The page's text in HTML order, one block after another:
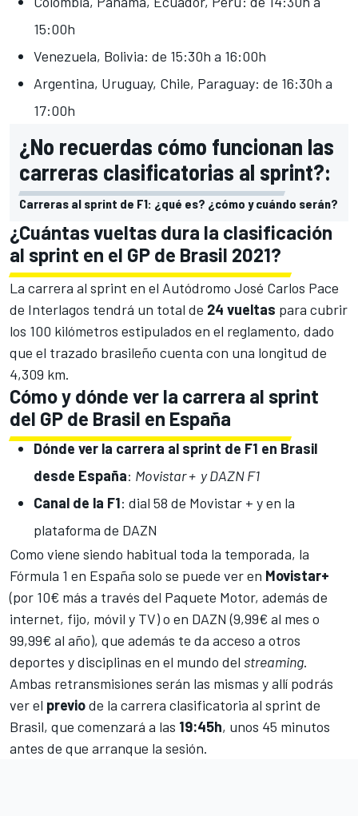
15:00h
Venezuela, Bolivia: de 15:30h a 16:00h
Argentina, Uruguay, Chile, Paraguay: de 16:30h a
17:00h
¿No recuerdas cómo funcionan las
carreras clasificatorias al sprint?:
Carreras al sprint de F1: ¿qué es? ¿cómo y cuándo serán?
¿Cuántas vueltas dura la clasificación
al sprint en el GP de Brasil 2021?
La carrera al sprint en el Autódromo José Carlos Pace
de Interlagos tendrá un total de 24 vueltas para cubrir
los 100 kilómetros estipulados en el reglamento, dado
que el trazado brasileño cuenta con una longitud de
4,309 km.
Cómo y dónde ver la carrera al sprint
del GP de Brasil en España
Dónde ver la carrera al sprint de F1 en Brasil
desde España: Movistar + y DAZN F1
Canal de la F1: dial 58 de Movistar + y en la
plataforma de DAZN
Como viene siendo habitual toda la temporada, la
Fórmula 1 en España solo se puede ver en Movistar+
(por 10€ más a través del Paquete Motor, además de
internet, fijo, móvil y TV) o en DAZN (9,99€ al mes o
99,99€ al año), que además te da acceso a otros
deportes y disciplinas en el mundo del streaming.
Ambas retransmisiones serán las mismas y allí podrás
ver el previode la carrera clasificatoria al sprint de
Brasil, que comenzará a las 19:45h, unos 45 minutos
antes de que arranque la sesión.